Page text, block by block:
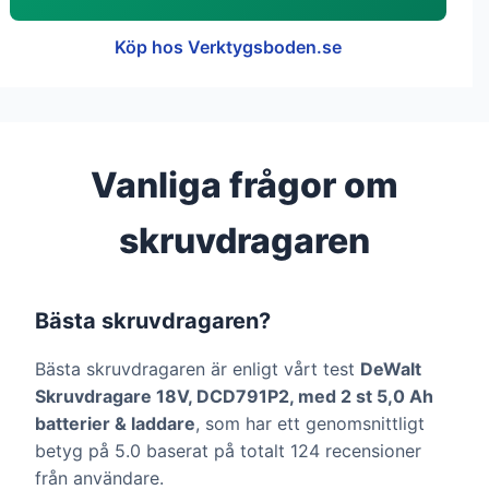
Köp hos Verktygsboden.se
Vanliga frågor om
skruvdragaren
Bästa skruvdragaren?
Bästa skruvdragaren är enligt vårt test DeWalt
Skruvdragare 18V, DCD791P2, med 2 st 5,0 Ah
batterier & laddare, som har ett genomsnittligt
betyg på 5.0 baserat på totalt 124 recensioner
från användare.